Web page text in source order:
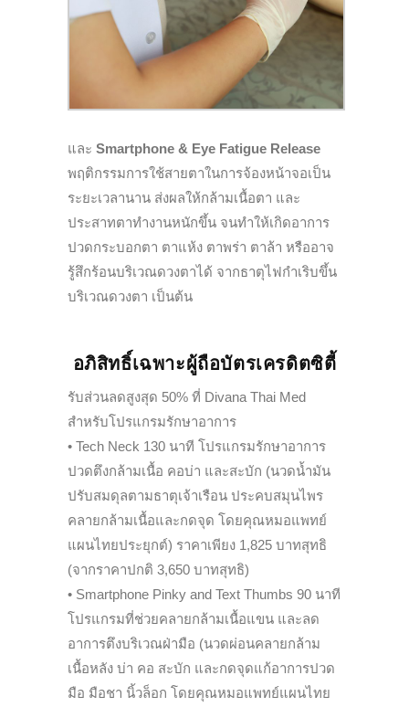
และ Smartphone & Eye Fatigue Release
พฤติกรรมการใช้สายตาในการจ้องหน้าจอเป็น
ระยะเวลานาน ส่งผลให้กล้ามเนื้อตา และ
ประสาทตาทำงานหนักขึ้น จนทำให้เกิดอาการ
ปวดกระบอกตา ตาแห้ง ตาพร่า ตาล้า หรืออาจ
รู้สึกร้อนบริเวณดวงตาได้ จากธาตุไฟกำเริบขึ้น
บริเวณดวงตา เป็นต้น
อภิสิทธิ์เฉพาะผู้ถือบัตรเครดิตซิตี้
รับส่วนลดสูงสุด 50% ที่ Divana Thai Med
สำหรับโปรแกรมรักษาอาการ
• Tech Neck 130 นาที โปรแกรมรักษาอาการ
ปวดตึงกล้ามเนื้อ คอบ่า และสะบัก (นวดน้ำมัน
ปรับสมดุลตามธาตุเจ้าเรือน ประคบสมุนไพร
คลายกล้ามเนื้อและกดจุด โดยคุณหมอแพทย์
แผนไทยประยุกต์) ราคาเพียง 1,825 บาทสุทธิ
(จากราคาปกติ 3,650 บาทสุทธิ)
• Smartphone Pinky and Text Thumbs 90 นาที
โปรแกรมที่ช่วยคลายกล้ามเนื้อแขน และลด
อาการตึงบริเวณฝ่ามือ (นวดผ่อนคลายกล้าม
เนื้อหลัง บ่า คอ สะบัก และกดจุดแก้อาการปวด
มือ มือชา นิ้วล็อก โดยคุณหมอแพทย์แผนไทย